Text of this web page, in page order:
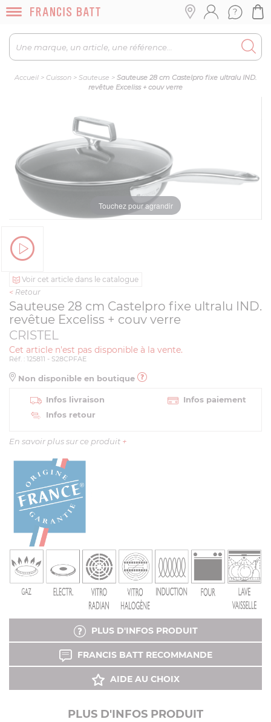
Accueil > Cuisson > Sauteuse > Sauteuse 28 cm Castelpro fixe ultralu IND.
revêtue Exceliss + couv verre
Touchez pour agrandir
Voir cet article dans le catalogue
< Retour
Sauteuse 28 cm Castelpro fixe ultralu IND.
revêtue Exceliss + couv verre
CRISTEL
Cet article n'est pas disponible à la vente.
Réf. : 125811 - S28CPFAE
Non disponible en boutique
Infos livraison
Infos paiement
Infos retour
En savoir plus sur ce produit +
PLUS D'INFOS PRODUIT
FRANCIS BATT RECOMMANDE
AIDE AU CHOIX
PLUS D'INFOS PRODUIT